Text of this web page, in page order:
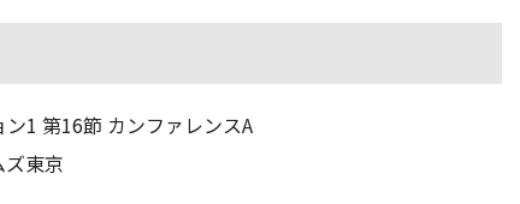
1 第16節 カンファレンスA
東京